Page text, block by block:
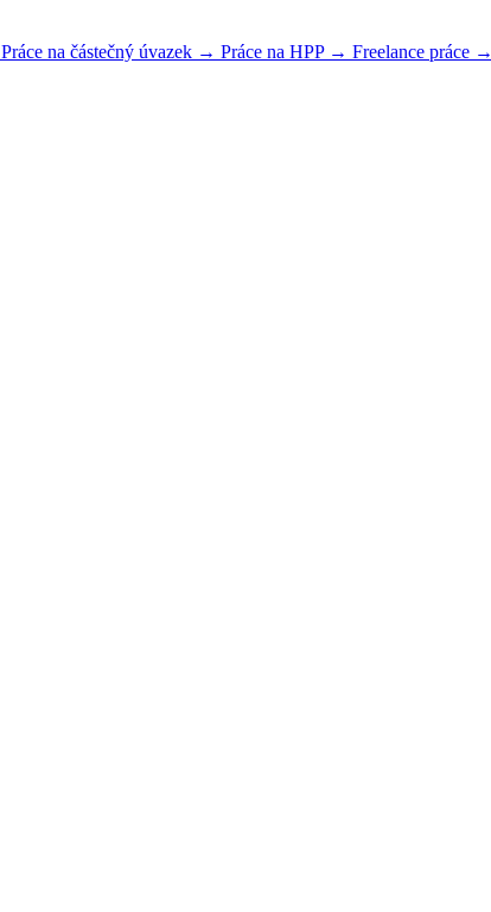
Práce na částečný úvazek → Práce na HPP → Freelance práce →